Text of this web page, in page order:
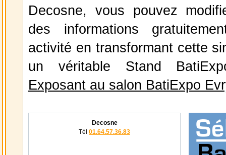
Decosne, vous pouvez
des informations
activité en transformant cette
un véritable Stand
Exposant au salon BatiExpo
Decosne
Tél 01.64.57.36.83